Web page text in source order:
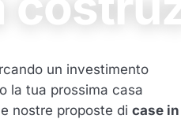
un investimento
la tua prossima casa
nostre proposte di case in